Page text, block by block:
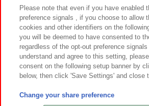
カスタマーハラスメント対応方針 よくある
©Bandai Namco Amusement
©Bandai Namco Amusement Lab
Please note that even if you have enabled
preference signals , if you choose to allow
cookies and other identifiers on the
you will be deemed to have consented to
regardless of the opt-out preference
understand and agree to this setting,
consent on the following setup banner by
below, then click 'Save Settings' and close
Change your share preference